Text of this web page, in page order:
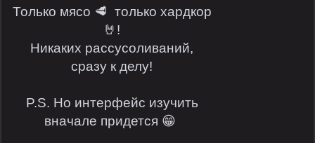
Только мясо 🥩 только хардкор
🤘!
Никаких рассусоливаний,
сразу к делу!
P.S. Но интерфейс изучить
вначале придется 😁